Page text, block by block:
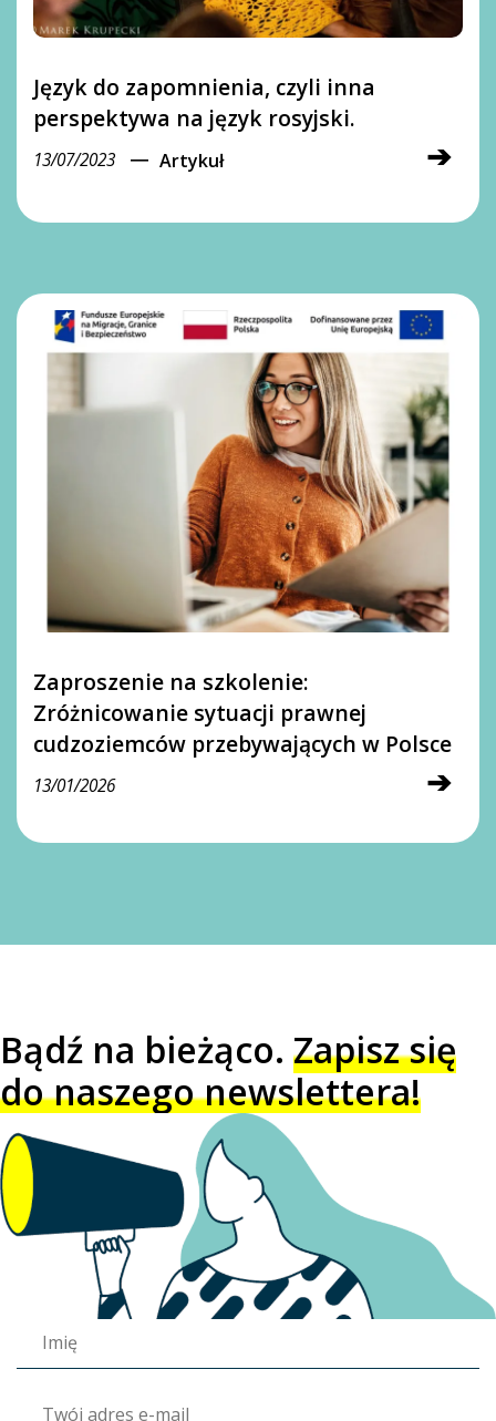
Język do zapomnienia, czyli inna
perspektywa na język rosyjski.
➔
13/07/2023 ― Artykuł
Zaproszenie na szkolenie:
Zróżnicowanie sytuacji prawnej
cudzoziemców przebywających w Polsce
➔
13/01/2026
Bądź na bieżąco. Zapisz się
do naszego newslettera!